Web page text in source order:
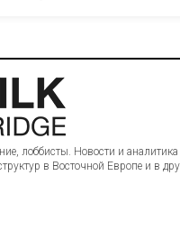
лоббисты. Новости и аналитика
в Восточной Европе и в